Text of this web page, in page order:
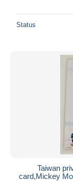
Status
Taiwan
card,Mickey